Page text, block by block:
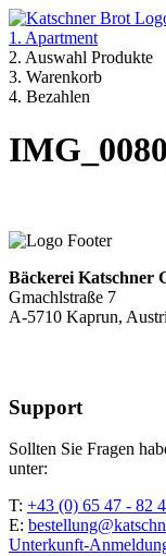
1. Apartment
2. Auswahl Produkte
3. Warenkorb
4. Bezahlen
Bäckerei Katschner
Gmachlstraße 7
A-5710 Kaprun,
Support
Sollten Sie Fragen
unter:
T: +43 (0) 65 47 - 82
E:
Unterkunft-